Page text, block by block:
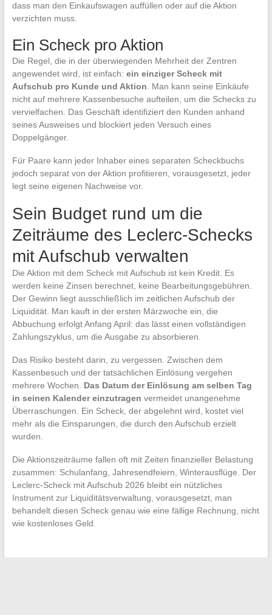
dass man den Einkaufswagen auffüllen oder auf die Aktion
verzichten muss.
Ein Scheck pro Aktion
Die Regel, die in der überwiegenden Mehrheit der Zentren
angewendet wird, ist einfach: ein einziger Scheck mit
Aufschub pro Kunde und Aktion. Man kann seine Einkäufe
nicht auf mehrere Kassenbesuche aufteilen, um die Schecks zu
vervielfachen. Das Geschäft identifiziert den Kunden anhand
seines Ausweises und blockiert jeden Versuch eines
Doppelgänger.
Für Paare kann jeder Inhaber eines separaten Scheckbuchs
jedoch separat von der Aktion profitieren, vorausgesetzt, jeder
legt seine eigenen Nachweise vor.
Sein Budget rund um die
Zeiträume des Leclerc-Schecks
mit Aufschub verwalten
Die Aktion mit dem Scheck mit Aufschub ist kein Kredit. Es
werden keine Zinsen berechnet, keine Bearbeitungsgebühren.
Der Gewinn liegt ausschließlich im zeitlichen Aufschub der
Liquidität. Man kauft in der ersten Märzwoche ein, die
Abbuchung erfolgt Anfang April: das lässt einen vollständigen
Zahlungszyklus, um die Ausgabe zu absorbieren.
Das Risiko besteht darin, zu vergessen. Zwischen dem
Kassenbesuch und der tatsächlichen Einlösung vergehen
mehrere Wochen. Das Datum der Einlösung am selben Tag
in seinen Kalender einzutragen vermeidet unangenehme
Überraschungen. Ein Scheck, der abgelehnt wird, kostet viel
mehr als die Einsparungen, die durch den Aufschub erzielt
wurden.
Die Aktionszeiträume fallen oft mit Zeiten finanzieller Belastung
zusammen: Schulanfang, Jahresendfeiern, Winterausflüge. Der
Leclerc-Scheck mit Aufschub 2026 bleibt ein nützliches
Instrument zur Liquiditätsverwaltung, vorausgesetzt, man
behandelt diesen Scheck genau wie eine fällige Rechnung, nicht
wie kostenloses Geld.